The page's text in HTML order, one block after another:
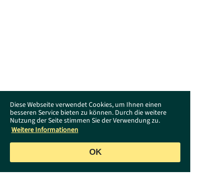
Diese Webseite verwendet Cookies, um Ihnen einen
besseren Service bieten zu können. Durch die weitere
Nutzung der Seite stimmen Sie der Verwendung zu.
Weitere Informationen
OK